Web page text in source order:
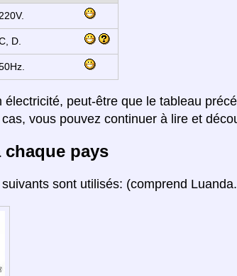
220V.
D.
électricité, peut-être que le tableau
vous pouvez continuer à lire et
chaque pays
sont utilisés: (comprend